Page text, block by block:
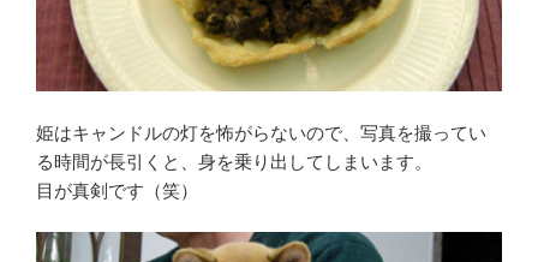
姫はキャンドルの灯を怖がらないので、写真を撮ってい
る時間が長引くと、身を乗り出してしまいます。
目が真剣です（笑）